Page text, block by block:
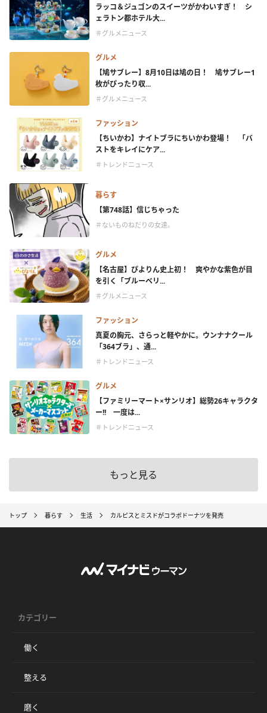
ラッコ＆ジュゴンのスイーツがかわいすぎ！ シ
ェラトン都ホテル大...
＃グルメニュース
グルメ
【鳩サブレー】8月10日は鳩の日！ 鳩サブレー1
枚がぴったり収...
＃グルメニュース
ファッション
【ちいかわ】ナイトブラにちいかわ登場！ 「バ
ストをキレイにケア...
＃トレンドニュース
暮らす
【第748話】信じちゃった
＃ないものねだりの女達。
グルメ
【名古屋】ぴよりん史上初！ 爽やかな紫色が目
を引く「ブルーベリ...
＃グルメニュース
ファッション
真夏の胸元、さらっと軽やかに。ウンナナクール
「364ブラ」、通...
＃トレンドニュース
グルメ
【ファミリーマート×サンリオ】総勢26キャラクタ
ー!! 一度は...
＃トレンドニュース
もっと見る
トップ 暮らす 生活 カルピスとミスドがコラボドーナツを発売
カテゴリー
働く
整える
磨く